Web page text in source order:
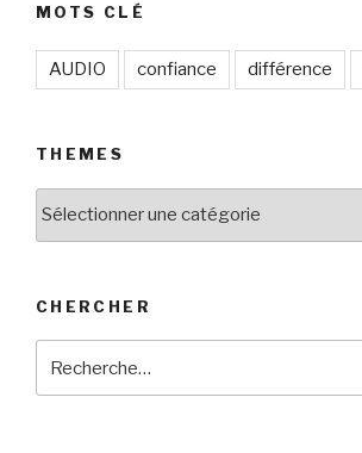
MOTS CLÉ
AUDIO confiance différence
THEMES
CHERCHER
pour